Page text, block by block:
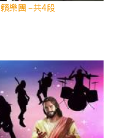
樂團 –共4段